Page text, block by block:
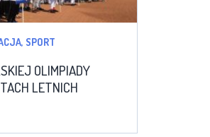
SPORT
OLIMPIADY
LETNICH